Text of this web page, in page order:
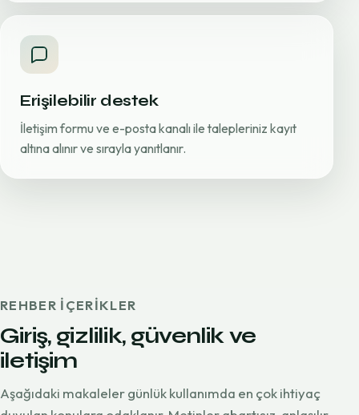
Erişilebilir destek
İletişim formu ve e-posta kanalı ile talepleriniz kayıt
altına alınır ve sırayla yanıtlanır.
REHBER IÇERIKLER
Giriş, gizlilik, güvenlik ve
iletişim
Aşağıdaki makaleler günlük kullanımda en çok ihtiyaç